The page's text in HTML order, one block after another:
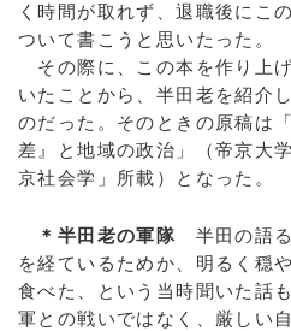
く時間が取れず、退職後にこ
ついて書こうと思いたった。
その際に、この本を作り上
いたことから、半田老を紹介
のだった。そのときの原稿は
差』と地域の政治」（帝京大
京社会学」所載）となった。
＊半田老の軍隊 半田の語
を経ているためか、明るく穏
食べた、という当時聞いた話
軍との戦いではなく、厳しい